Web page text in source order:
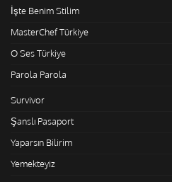
İşte Benim Stilim
MasterChef Türkiye
O Ses Türkiye
Parola Parola
Survivor
Şanslı Pasaport
Yaparsın Bilirim
Yemekteyiz